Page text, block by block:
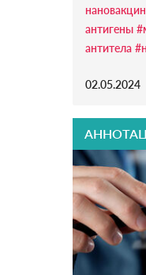
антигены
антитела
02.05.2024